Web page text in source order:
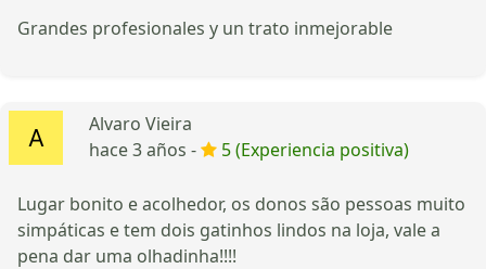
Grandes profesionales y un trato inmejorable
Alvaro Vieira
hace 3 años -
5 (Experiencia positiva)
Lugar bonito e acolhedor, os donos são pessoas muito
simpáticas e tem dois gatinhos lindos na loja, vale a
pena dar uma olhadinha!!!!